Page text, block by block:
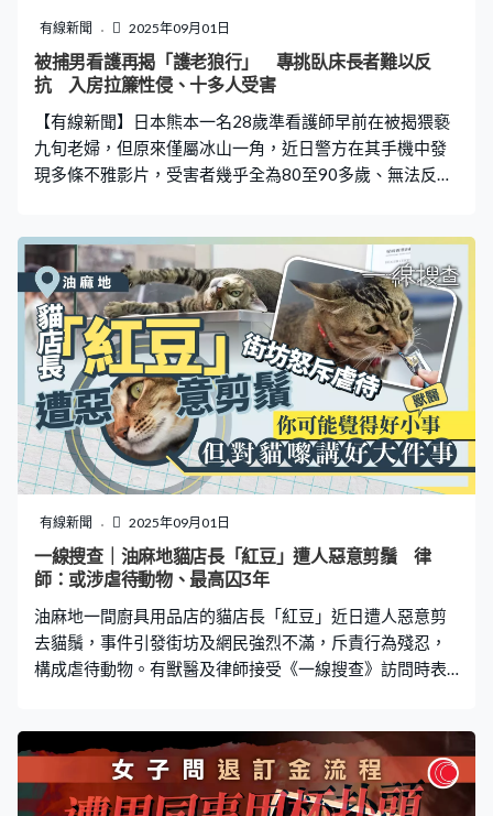
校方辭退涉事男教師 女生家長發覺孩子行為有異，打看手
機後驚見連情色對話，頓感晴天霹靂、難以接受，氣得直
奔學校及男方家理論，事件才東窗事發。據指涉事老師已
介紹指男教師任教數學，「深耕高中教育25
有線新聞 2025年09月01日
被捕男看護再揭「護老狼行」 專挑臥床長者難以反
抗 入房拉簾性侵、十多人受害
【有線新聞】日本熊本一名28歲準看護師早前在被揭猥褻
九旬老婦，但原來僅屬冰山一角，近日警方在其手機中發
現多條不雅影片，受害者幾乎全為80至90多歲、無法反抗
被揭發在替一名九旬婆婆洗澡時脫下褲子「露械」，更強
迫對方伸手觸摸自己下體。事後該名病患向家屬吐露自己
在醫院遭遇「令人不愉快的事情」，家屬聽聞後心生疑
慮，立即向院方反映。 近日案情再有新發展，日本警方再
次拘捕佐藤勝則問話時，他供稱於1月18日下午左右性侵
一名年過80歲女性，並用手機拍下整個過程。除了兩名受
害者外，警方在被捕人的手機內發現與另外約10名高齡女
子性行為的影片和照片，當中受害者均為其住院病患，年
齡大多在80至90多歲之間，且為行動不便、需臥床的病
人，她們難以反抗看護暴行。他藉工作之便，跑到病房並
拉起隔簾作掩護，趁其他人不注意時犯案。警方指案件仍
在繼續調查中，當蒐證完成會進行起訴。 網民促重判：若
獲釋後重犯機會極高 有網民認為，如被捕人能獲釋重回社
「他很可能就是為了做這種事
有線新聞 2025年09月01日
一線搜查｜油麻地貓店長「紅豆」遭人惡意剪鬚 律
師：或涉虐待動物、最高囚3年
油麻地一間廚具用品店的貓店長「紅豆」近日遭人惡意剪
去貓鬚，事件引發街坊及網民強烈不滿，斥責行為殘忍，
構成虐待動物。有獸醫及律師接受《一線搜查》訪問時表
貓店長「紅豆」遭剪鬚 職員：佢心情好低落 今年四歲半
的「紅豆」是上海街一間廚具店的貓店長，平日深受街坊
喜愛，吸引不少愛貓人士前來探望及打卡，是附近一帶的